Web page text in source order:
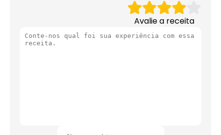
Avalie a receita